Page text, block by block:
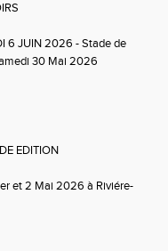
6 JUIN 2026 - Stade de
30 Mai 2026
EDITION
et 2 Mai 2026 à Riviére-